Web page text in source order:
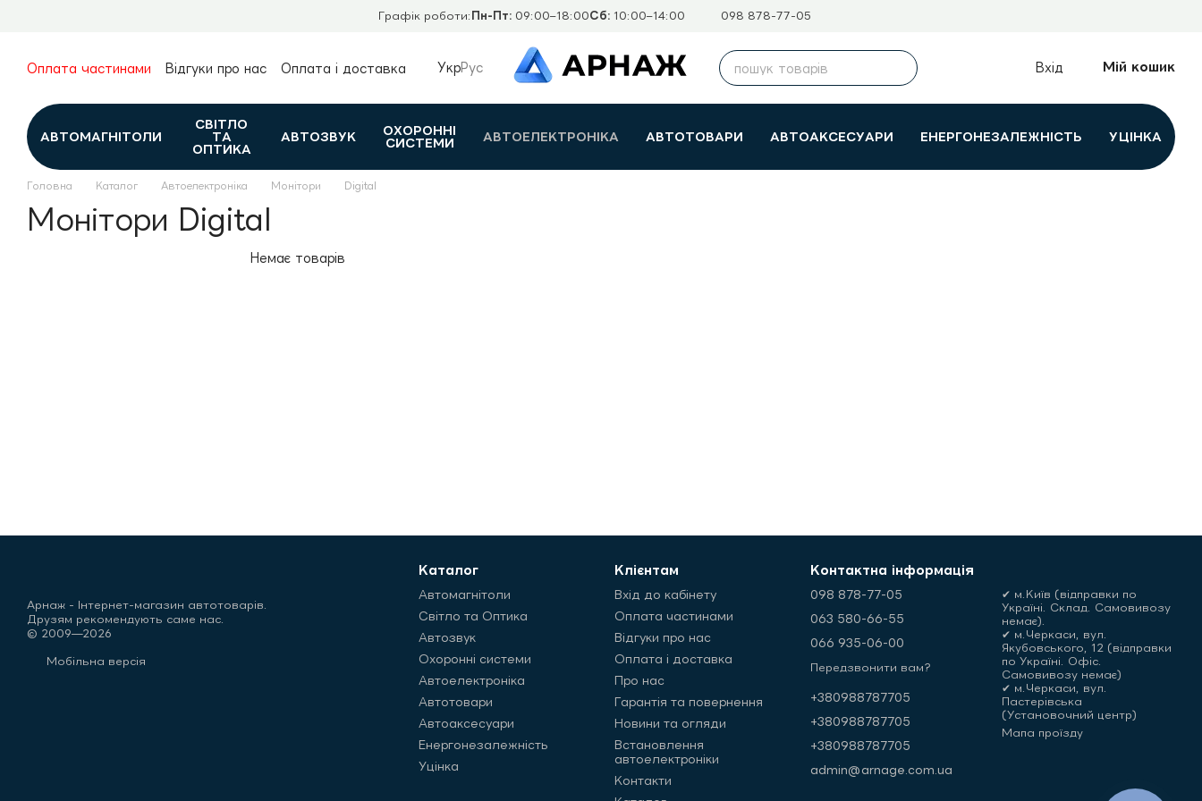
Графік роботи: Пн-Пт: 09:00–18:00Сб: 10:00–14:00 098 878-77-05
Оплата частинами Відгуки про нас
Оплата і доставка
Контакти
Каталог
УкрРус Вхід Мій кошик
АВТОМАГНІТОЛИ
СВІТЛО
ТА
ОПТИКА
АВТОЗВУК
ОХОРОННІ
СИСТЕМИ
АВТОЕЛЕКТРОНІКА АВТОТОВАРИ АВТОАКСЕСУАРИ ЕНЕРГОНЕЗАЛЕЖНІСТЬ УЦІНКА
Головна Каталог Автоелектроніка Монітори Digital
Монітори Digital
Немає товарів
Арнаж - Інтернет-магазин автотоварів.
Друзям рекомендують саме нас.
© 2009—2026
Мобільна версія
Каталог
Автомагнітоли
Світло та Оптика
Автозвук
Охоронні системи
Автоелектроніка
Автотовари
Автоаксесуари
Енергонезалежність
Уцінка
Клієнтам
Вхід до кабінету
Оплата частинами
Відгуки про нас
Оплата і доставка
Про нас
Гарантія та повернення
Новини та огляди
Встановлення
автоелектроніки
Контакти
Контактна інформація
098 878-77-05
063 580-66-55
066 935-06-00
Передзвонити вам?
+380988787705
+380988787705
+380988787705
admin@arnage.com.ua
✔ м.Київ (відправки по
Україні. Склад. Самовивозу
немає).
✔ м.Черкаси, вул.
Якубовського, 12 (відправки
по Україні. Офіс.
Самовивозу немає)
✔ м.Черкаси, вул.
Пастерівська
(Установочний центр)
Мапа проїзду